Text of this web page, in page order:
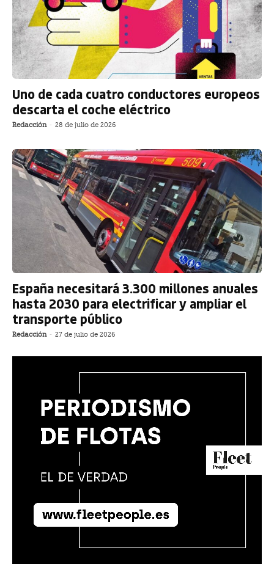
Uno de cada cuatro conductores europeos
descarta el coche eléctrico
Redacción - 28 de julio de 2026
España necesitará 3.300 millones anuales
hasta 2030 para electrificar y ampliar el
transporte público
Redacción - 27 de julio de 2026